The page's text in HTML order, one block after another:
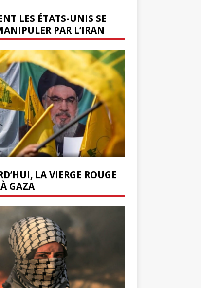
LES ÉTATS-UNIS SE
PAR L’IRAN
LA VIERGE ROUGE
GAZA